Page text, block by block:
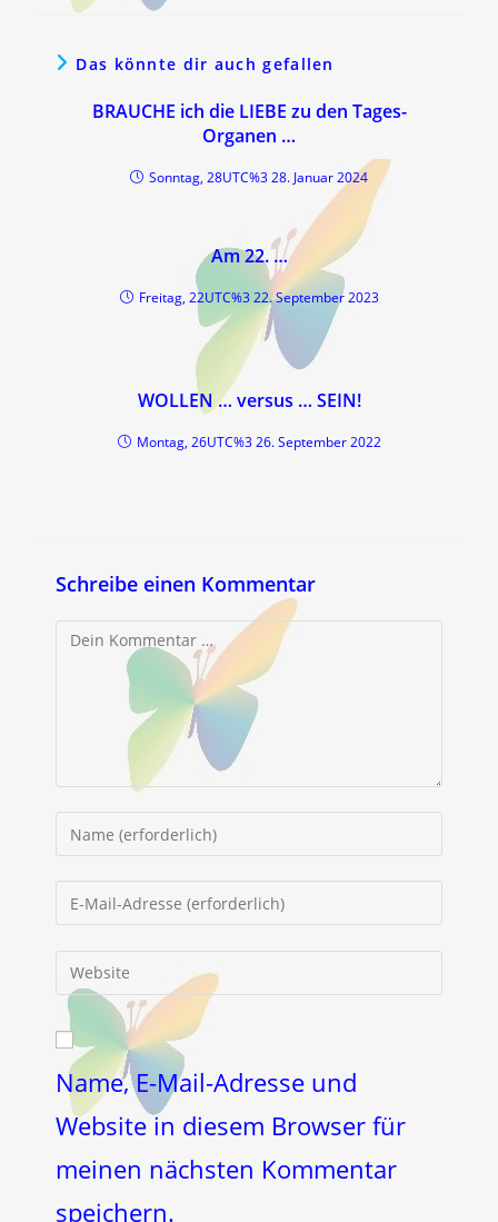
Das könnte dir auch gefallen
BRAUCHE ich die LIEBE zu den Tages-
Organen …
Sonntag, 28UTC%3 28. Januar 2024
Am 22. …
Freitag, 22UTC%3 22. September 2023
WOLLEN … versus … SEIN!
Montag, 26UTC%3 26. September 2022
Schreibe einen Kommentar
Kommentar
deinen
Namen
oder
Kommentieren
ein
deine
E-
Mail-
Adresse
zum
Kommentieren
ein
deine
Website-
URL
ein
(optional)
Name, E-Mail-Adresse und
Website in diesem Browser für
meinen nächsten Kommentar
speichern.